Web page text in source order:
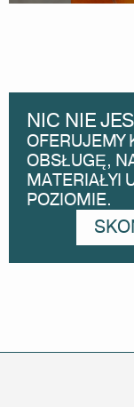
NIC NIE
OFERUJEMY
OBSŁUGĘ,
MATERIAŁYI
POZIOMIE.